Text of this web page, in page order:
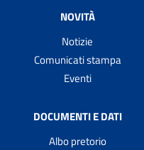
NOVITÀ
Notizie
Comunicati stampa
Eventi
DOCUMENTI E DATI
Albo pretorio